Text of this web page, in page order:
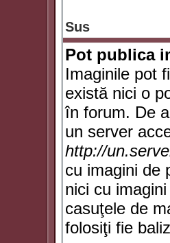
Sus
Pot publica
Imaginile pot
există nici o
în forum. De
un server
http://
cu imagini de
nici cu
casuţele de
folosiţi fie